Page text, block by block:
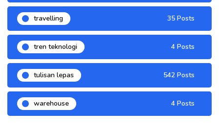
travelling 35 Posts
tren teknologi 4 Posts
tulisan lepas 542 Posts
warehouse 4 Posts